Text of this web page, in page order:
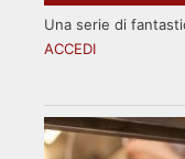
Una serie di
ACCEDI